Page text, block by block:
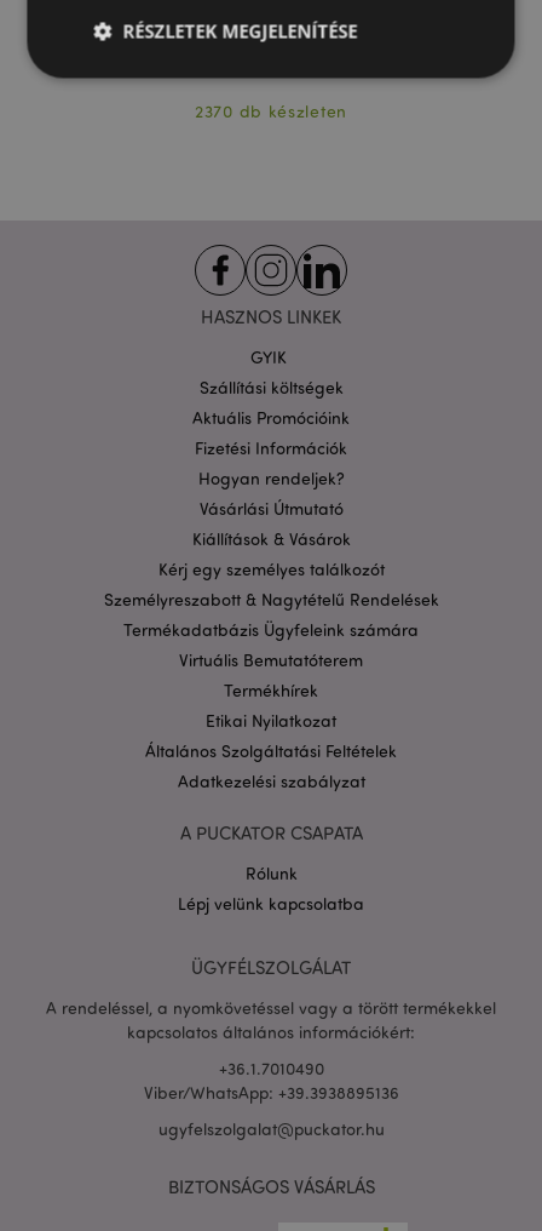
2370 db készleten
HASZNOS LINKEK
GYIK
Szállítási költségek
Aktuális Promócióink
Fizetési Információk
Hogyan rendeljek?
Vásárlási Útmutató
Kiállítások & Vásárok
Kérj egy személyes találkozót
Személyreszabott & Nagytételű Rendelések
Termékadatbázis Ügyfeleink számára
Virtuális Bemutatóterem
Termékhírek
Etikai Nyilatkozat
Általános Szolgáltatási Feltételek
Adatkezelési szabályzat
A PUCKATOR CSAPATA
Rólunk
Lépj velünk kapcsolatba
ÜGYFÉLSZOLGÁLAT
A rendeléssel, a nyomkövetéssel vagy a törött termékekkel
kapcsolatos általános információkért:
+36.1.7010490
Viber/WhatsApp: +39.3938895136
ugyfelszolgalat@puckator.hu
BIZTONSÁGOS VÁSÁRLÁS
RÉSZLETEK MEGJELENÍTÉSE
például a felhasználói bejelentkezést és a
fiókkezelést. A weboldal nem használható
megfelelően a feltétlenül szükséges sütik nélkül.
PHPSESSID
PHP.net
X-Magento-Vary
Adobe Inc.
adatvédelmi szabályzatát